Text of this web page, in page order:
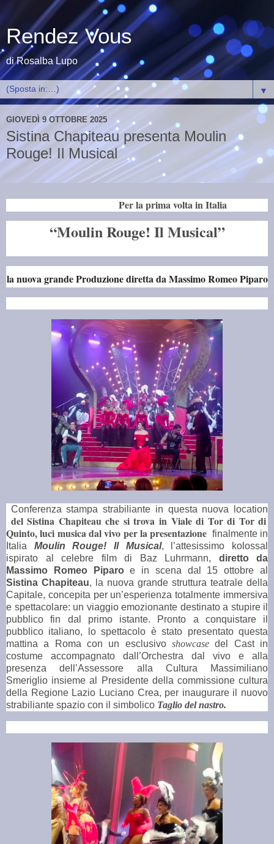
Rendez Vous
di Rosalba Lupo
▼
GIOVEDÌ 9 OTTOBRE 2025
Sistina Chapiteau presenta Moulin
Rouge! Il Musical
Per la prima volta in Italia
“Moulin Rouge! Il Musical”
la nuova grande Produzione diretta da Massimo Romeo Piparo
Conferenza stampa strabiliante in questa nuova location
del Sistina Chapiteau che si trova in Viale di Tor di Tor di
Quinto, luci musica dal vivo per la presentazione finalmente in
Italia Moulin Rouge! Il Musical, l’attesissimo kolossal
ispirato al celebre film di Baz Luhrmann, diretto da
Massimo Romeo Piparoe in scena dal 15 ottobre al
Sistina Chapiteau, la nuova grande struttura teatrale della
Capitale, concepita per un’esperienza totalmente immersiva
e spettacolare: un viaggio emozionante destinato a stupire il
pubblico fin dal primo istante.
Pronto a conquistare il
pubblico italiano, lo spettacolo è stato presentato questa
mattina a Roma con un esclusivo showcase del Cast in
costume accompagnato dall’Orchestra dal vivo e alla
presenza dell’Assessore alla Cultura Massimiliano
Smeriglio insieme al Presidente della commissione cultura
della Regione Lazio Luciano Crea, per inaugurare il nuovo
strabiliante spazio con il simbolico Taglio del nastro.